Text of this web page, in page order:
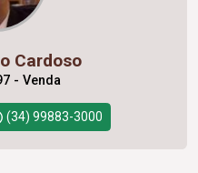
Cardoso
- Venda
(34) 99883-3000